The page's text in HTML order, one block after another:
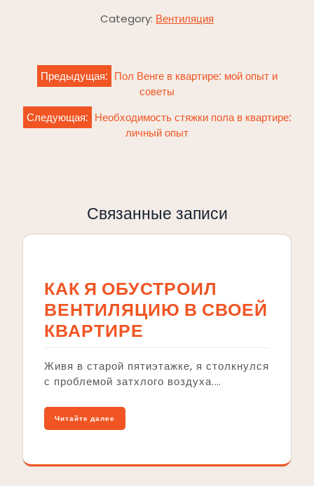
Category: Вентиляция
Навигация
записям
Предыдущая: Пол Венге в квартире: мой опыт и
советы
Следующая: Необходимость стяжки пола в квартире:
личный опыт
Связанные записи
КАК Я ОБУСТРОИЛ
ВЕНТИЛЯЦИЮ В СВОЕЙ
КВАРТИРЕ
Живя в старой пятиэтажке, я столкнулся
с проблемой затхлого воздуха.…
Читайте далее